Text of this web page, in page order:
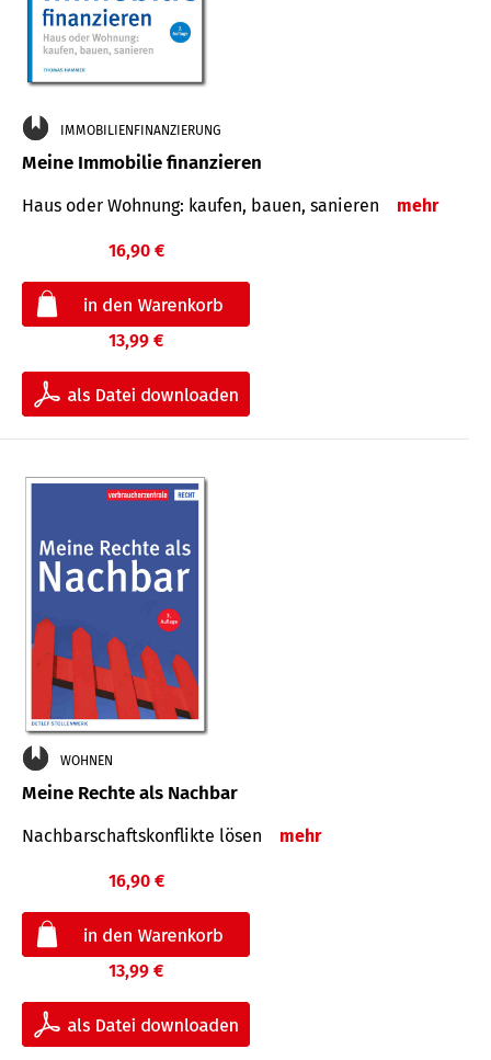
IMMOBILIENFINANZIERUNG
Meine Immobilie finanzieren
Haus oder Wohnung: kaufen, bauen, sanieren mehr
16,90 €
13,99 €
WOHNEN
Meine Rechte als Nachbar
Nach­bar­schafts­konflikte lösen mehr
16,90 €
13,99 €